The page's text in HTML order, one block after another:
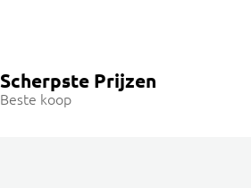
Scherpste Prijzen
Beste koop